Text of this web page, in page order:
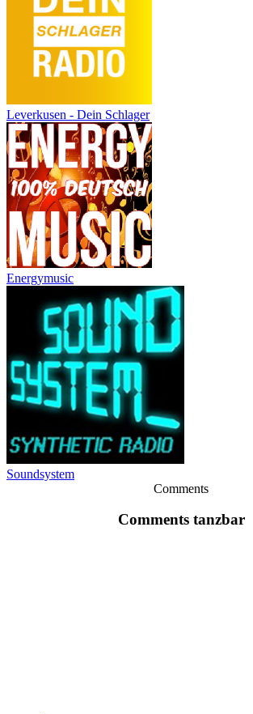
Leverkusen - Dein Schlager
Energymusic
Soundsystem
Comments
Comments tanzbar